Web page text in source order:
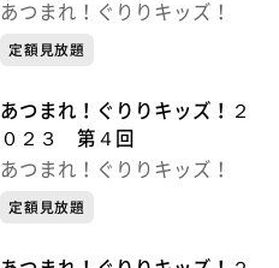
あつまれ！ぐりりキッズ！
定額見放題
あつまれ！ぐりりキッズ！２
０２３ 第４回
あつまれ！ぐりりキッズ！
定額見放題